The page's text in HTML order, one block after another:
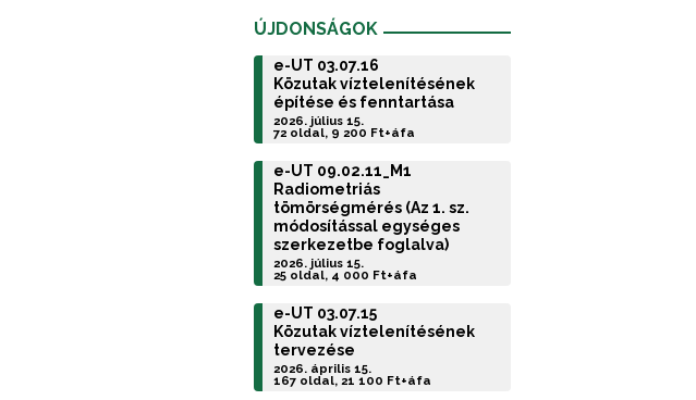
ÚJDONSÁGOK
e-UT 03.07.16
Közutak víztelenítésének
építése és fenntartása
2026. július 15.
72 oldal, 9 200 Ft+áfa
e-UT 09.02.11_M1
Radiometriás
tömörségmérés (Az 1. sz.
módosítással egységes
szerkezetbe foglalva)
2026. július 15.
25 oldal, 4 000 Ft+áfa
e-UT 03.07.15
Közutak víztelenítésének
tervezése
2026. április 15.
167 oldal, 21 100 Ft+áfa